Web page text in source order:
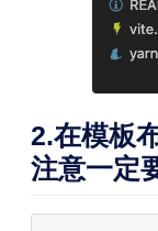
2.在模板
注意一定